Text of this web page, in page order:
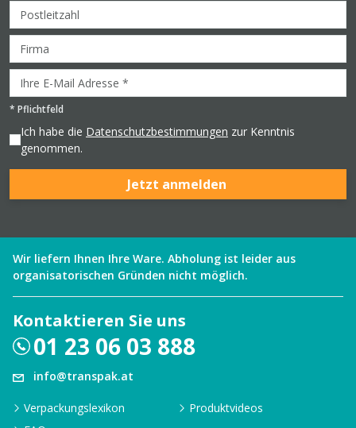
* Pflichtfeld
Ich habe die Datenschutzbestimmungen zur Kenntnis
genommen.
Jetzt anmelden
Wir liefern Ihnen Ihre Ware. Abholung ist leider aus
organisatorischen Gründen nicht möglich.
Kontaktieren Sie uns
01 23 06 03 888
info@transpak.at
Verpackungslexikon
Produktvideos